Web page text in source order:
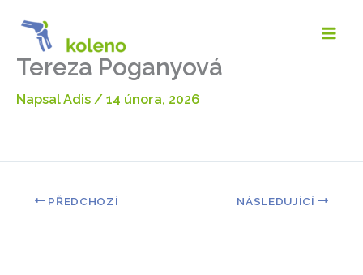
Tereza Poganyová
NapsalAdis / 14 února, 2026
PŘEDCHOZÍ NÁSLEDUJÍCÍ